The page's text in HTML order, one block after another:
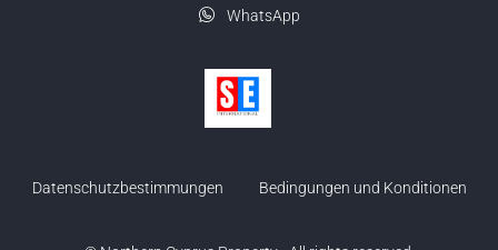
WhatsApp
Datenschutzbestimmungen Bedingungen und Konditionen